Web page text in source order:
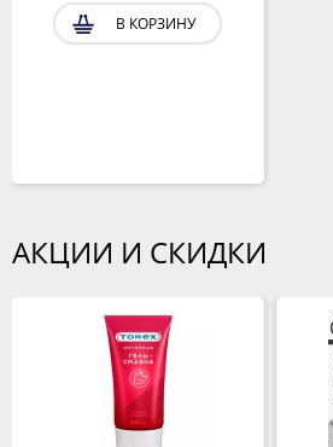
В КОРЗИНУ
АКЦИИ И СКИДКИ